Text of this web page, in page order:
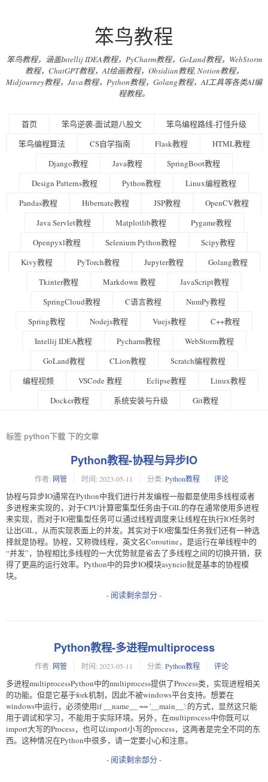
笨鸟教程
笨鸟教程，涵盖Intellij IDEA教程，PyCharm教程，GoLand教程，WebStorm
教程，ChatGPT教程，AI绘画教程，Obsidian教程, Notion教程，
Midjourney教程，Java教程，Python教程，Golang教程，AI工具等各类AI编
程教程。
首页 笨鸟逆袭-面试题八股文
笨鸟编程路线-打怪升级
笨鸟编程算法
CS自学指南 Flask教程
HTML教程
Django教程
Java教程
SpringBoot教程
Design Patterns教程
Python教程
Linux编程教程
Pandas教程
Hibernate教程 JSP教程
OpenCV教程
Java Servlet教程
Matplotlib教程
Pygame教程
Openpyxl教程
Selenium Python教程
Scipy教程
Kivy教程
PyTorch教程 Jupyter教程
Golang教程
Tkinter教程
Markdown 教程
JavaScript教程
SpringCloud教程
C语言教程
NumPy教程
Spring教程
Nodejs教程 Vuejs教程
C++教程
Intellij IDEA教程
Pycharm教程
WebStorm教程
GoLand教程
CLion教程
Scratch编程教程
编程视频
VSCode 教程 Eclipse教程
Linux教程
Docker教程
系统安装与升级 Git教程
标签 python下载 下的文章
Python教程-协程与异步IO
作者: 网管 时间: 2023-05-11 分类: Python教程 评论
协程与异步IO通常在Python中我们进行并发编程一般都是使用多线程或者
多进程来实现的，对于CPU计算密集型任务由于GIL的存在通常使用多进程
来实现，而对于IO密集型任务可以通过线程调度来让线程在执行IO任务时
让出GIL，从而实现表面上的并发。其实对于IO密集型任务我们还有一种选
择就是协程。协程，又称微线程，英文名Coroutine，是运行在单线程中的
“并发”，协程相比多线程的一大优势就是省去了多线程之间的切换开销，获
得了更高的运行效率。Python中的异步IO模块asyncio就是基本的协程模
块。
- 阅读剩余部分 -
Python教程-多进程multiprocess
作者: 网管 时间: 2023-05-11 分类: Python教程 评论
多进程multiprocessPython中的multiprocess提供了Process类，实现进程相关
的功能。但是它基于fork机制，因此不被windows平台支持。想要在
windows中运行，必须使用if __name__ == '__main__':的方式，显然这只能
用于调试和学习，不能用于实际环境。另外，在multiprocess中你既可以
import大写的Process，也可以import小写的process，这两者是完全不同的东
西。这种情况在Python中很多，请一定要小心和注意。
- 阅读剩余部分 -